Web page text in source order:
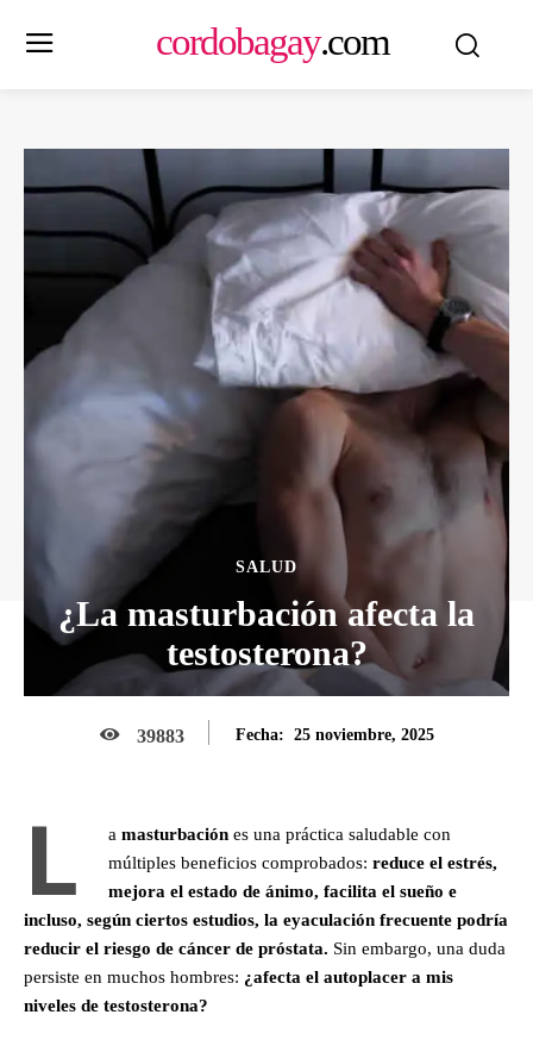
cordobagay.com
SALUD
¿La masturbación afecta la
testosterona?
39883 Fecha: 25 noviembre, 2025
L a masturbación es una práctica saludable con
múltiples beneficios comprobados: reduce el estrés,
mejora el estado de ánimo, facilita el sueño e
incluso, según ciertos estudios, la eyaculación frecuente podría
reducir el riesgo de cáncer de próstata. Sin embargo, una duda
persiste en muchos hombres: ¿afecta el autoplacer a mis
niveles de testosterona?